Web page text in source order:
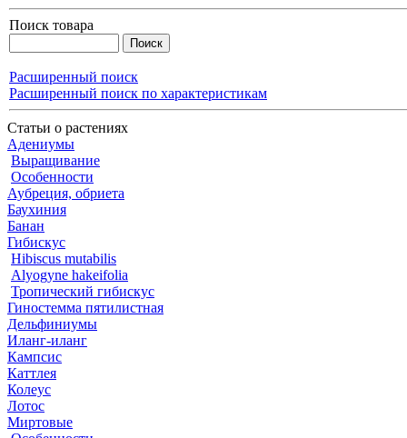
Поиск товара
Расширенный поиск
Расширенный поиск по характеристикам
Статьи о растениях
Адениумы
Выращивание
Особенности
Аубреция, обриета
Баухиния
Банан
Гибискус
Hibiscus mutabilis
Alyogyne hakeifolia
Тропический гибискус
Гиностемма пятилистная
Дельфиниумы
Иланг-иланг
Кампсис
Каттлея
Колеус
Лотос
Миртовые